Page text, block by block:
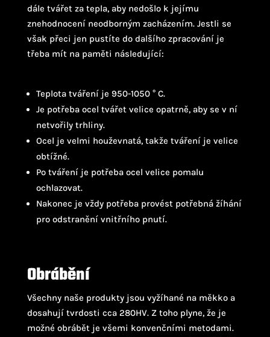
dále tvářet za tepla, aby nedošlo k jejímu
znehodnocení neodborným zacházením. Jestli se
však přeci jen pustíte do dalšího zpracování je
třeba mít na paměti následující:
Teplota tváření je 950-1050 ° C.
Je potřeba ocel tvářet velice opatrně, aby se v ní
netvořily trhliny.
Ocel je velmi houževnatá, takže tváření je velice
obtížné.
Po tváření je potřeba ocel velice pomalu
ochlazovat.
Nakonec je vždy potřeba provést potřebná žíhání
pro odstranění vnitřního pnutí.
Obrábění
Všechny naše produkty jsou vyžíhané na měkko a
dosahují tvrdosti cca 280HV. Z toho plyne, že je
možné obrábět je všemi konvenčními metodami.